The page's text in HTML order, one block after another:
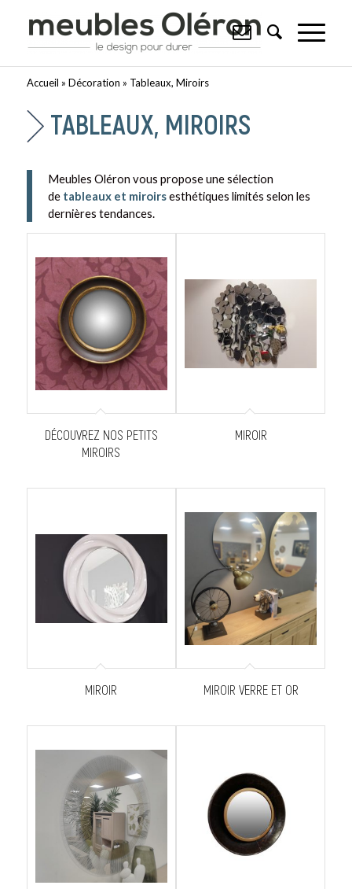
Accueil » Décoration » Tableaux, Miroirs
TABLEAUX, MIROIRS
Meubles Oléron vous propose une sélection
de tableaux et miroirsesthétiques limités selon les
dernières tendances.
DÉCOUVREZ NOS PETITS
MIROIRS
MIROIR
MIROIR MIROIR VERRE ET OR